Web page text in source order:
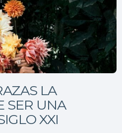
LA
SER UNA
XXI